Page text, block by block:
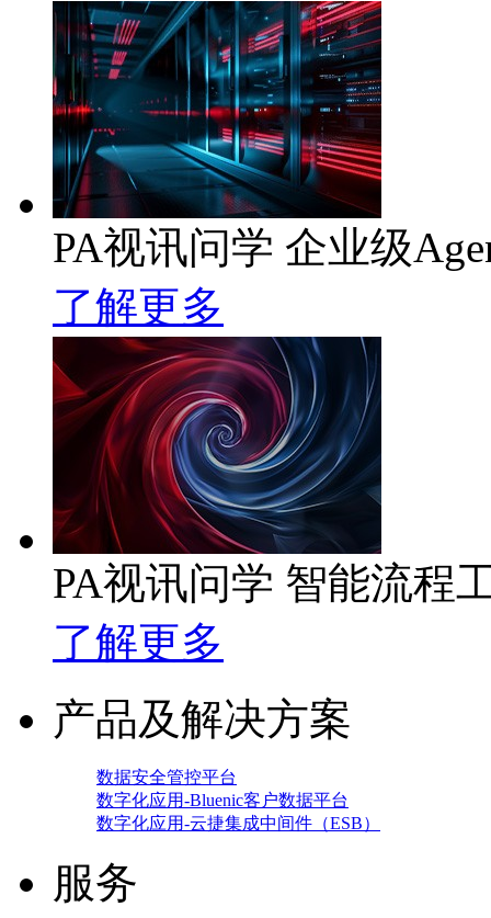
PA视讯问学 企业级
了解更多
PA视讯问学 智能流程
了解更多
产品及解决方案
数据安全管控平台
数字化应用-Bluenic客户数据平台
数字化应用-云捷集成中间件（ESB）
服务